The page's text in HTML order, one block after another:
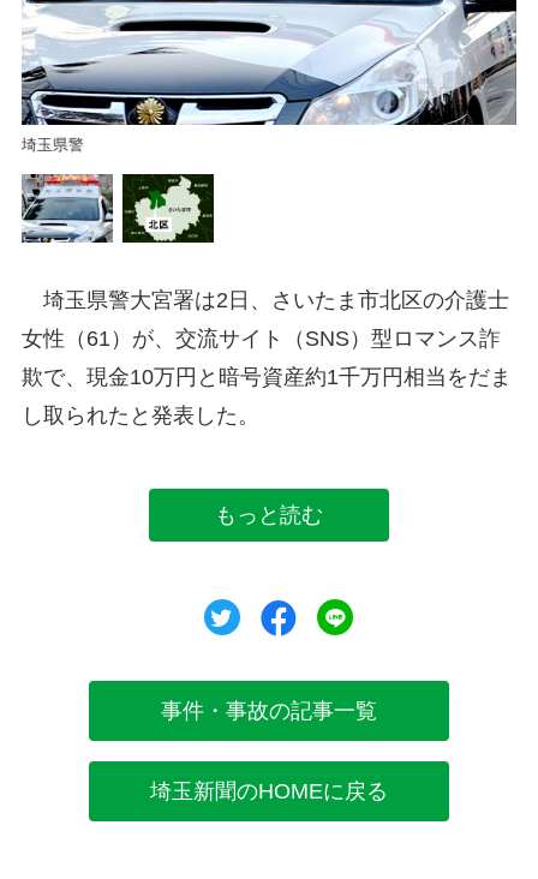
埼玉県警
埼玉県警大宮署は2日、さいたま市北区の介護士
女性（61）が、交流サイト（SNS）型ロマンス詐
欺で、現金10万円と暗号資産約1千万円相当をだま
し取られたと発表した。
もっと読む
ツイートシェア
事件・事故の記事一覧
埼玉新聞のHOMEに戻る